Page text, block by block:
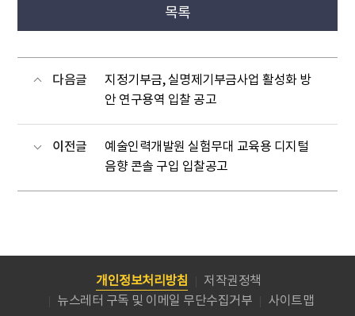
목록
다음글
지정기부금, 실명제기부금사업 활성화 방
안 연구용역 입찰 공고
이전글
예술인력개발원 실험무대 교육용 디지털
음향 콘솔 구입 입찰공고
개인정보처리방침
저작권정책
뉴스레터 구독 및 이메일 무단수집거부
사이트맵